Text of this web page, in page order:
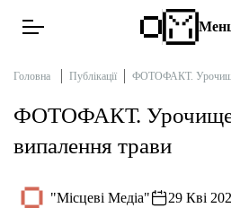
Новини
Інтерв’ю
Головна Публікації ФОТОФАКТ. Урочище
ФОТОФАКТ. Урочище
випалення трави
"Місцеві Медіа" 29 Кві